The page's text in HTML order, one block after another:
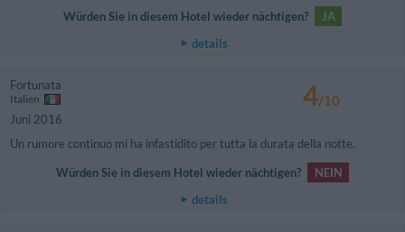
Würden Sie in diesem Hotel wieder nächtigen?
JA
details
Fortunata
Italien
Juni 2016
4/10
Un rumore continuo mi ha infastidito per tutta la durata della notte.
Würden Sie in diesem Hotel wieder nächtigen?
NEIN
details